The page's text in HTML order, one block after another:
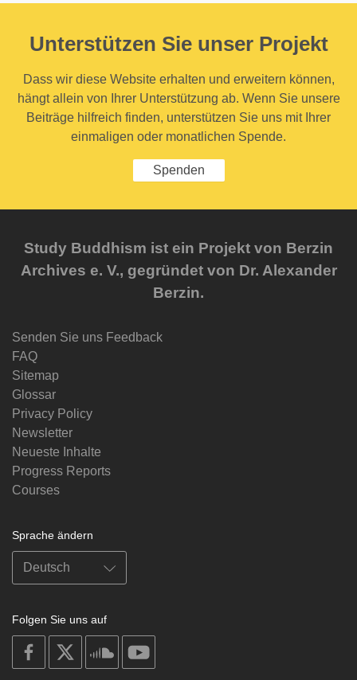
Unterstützen Sie unser Projekt
Dass wir diese Website erhalten und erweitern können,
hängt allein von Ihrer Unterstützung ab. Wenn Sie unsere
Beiträge hilfreich finden, unterstützen Sie uns mit Ihrer
einmaligen oder monatlichen Spende.
Spenden
Study Buddhism ist ein Projekt von Berzin
Archives e. V., gegründet von Dr. Alexander
Berzin.
Senden Sie uns Feedback
FAQ
Sitemap
Glossar
Privacy Policy
Newsletter
Neueste Inhalte
Progress Reports
Courses
Sprache ändern
Folgen Sie uns auf
on
facebook
soundcloud